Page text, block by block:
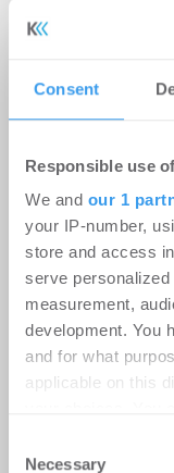
Consent
Responsible use
We and our 1
your IP-number,
store and access
serve
measurement,
development. You
and for what
applicable on this
the Privacy trigger
Selection
Necessary
unter Druck
-31.07.2026
Anhaltende
und immer
den ...
Ingeborg-